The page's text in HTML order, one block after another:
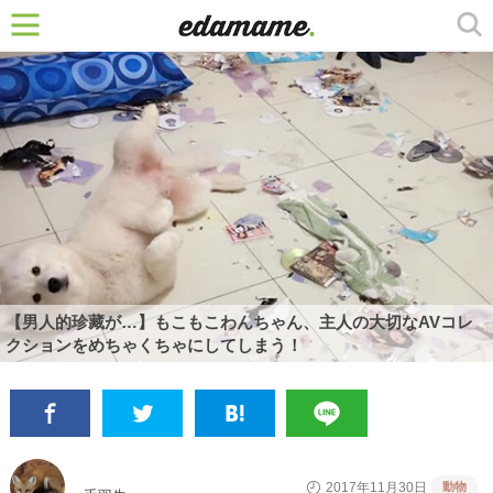
【男人的珍藏が…】もこもこわんちゃん、主人の大切なAVコレ
クションをめちゃくちゃにしてしまう！
2017年11月30日 動物